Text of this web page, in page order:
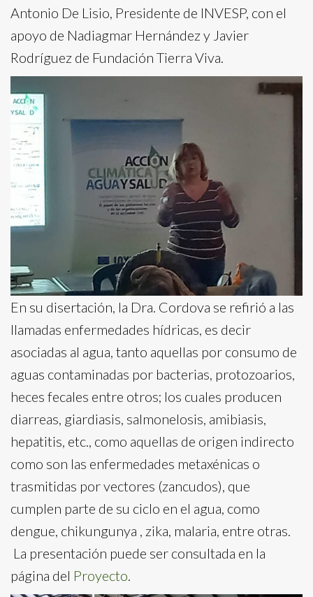
Antonio De Lisio, Presidente de INVESP, con el
apoyo de Nadiagmar Hernández y Javier
Rodríguez de Fundación Tierra Viva.
En su disertación, la Dra. Cordova se refirió a las
llamadas enfermedades hídricas, es decir
asociadas al agua, tanto aquellas por consumo de
aguas contaminadas por bacterias, protozoarios,
heces fecales entre otros; los cuales producen
diarreas, giardiasis, salmonelosis, amibiasis,
hepatitis, etc., como aquellas de origen indirecto
como son las enfermedades metaxénicas o
trasmitidas por vectores (zancudos), que
cumplen parte de su ciclo en el agua, como
dengue, chikungunya , zika, malaria, entre otras.
La presentación puede ser consultada en la
página del Proyecto